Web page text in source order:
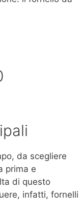
da scegliere
prima e
di questo
infatti, fornelli